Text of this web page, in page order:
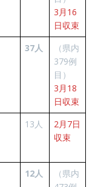
3月16
日収束
37人
（県内
379例
目）
3月18
日収束
13人
2月7日
収束
12人
（県内